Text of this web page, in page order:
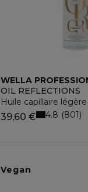
WELLA
OIL REFLECTIONS
Huile capillaire
39,60 € 4.8 801
Vegan